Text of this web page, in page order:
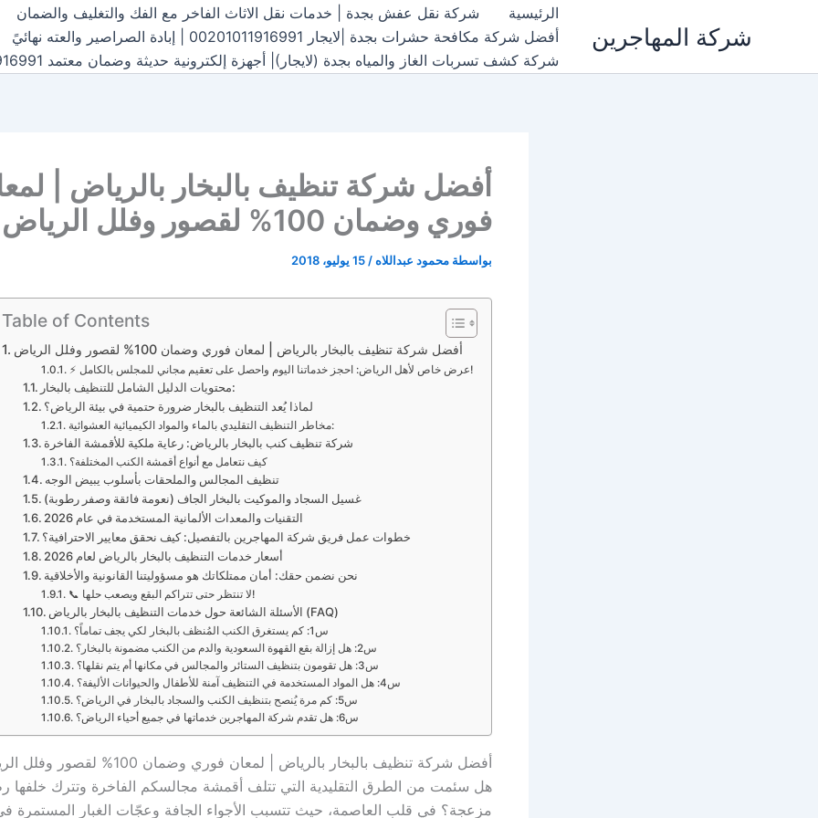
شركة المهاجرين
الرئيسية شركة نقل عفش بجدة | خدمات نقل الاثاث الفاخر مع الفك والتغليف والضمان
أفضل شركة مكافحة حشرات بجدة |لايجار 00201011916991 | إبادة الصراصير والعته نهائيً
شركة كشف تسربات الغاز والمياه بجدة (لايجار)| أجهزة إلكترونية حديثة وضمان معتمد 00201011916991
أفضل شركة تنظيف بالبخار بالرياض |
فوري وضمان 100% لقصور وفلل الرياض
بواسطة محمود عبداللاه/ 15 يوليو، 2018
Table of Contents
أفضل شركة تنظيف بالبخار بالرياض | لمعان فوري وضمان 100% لقصور وفلل الرياض
⚡ عرض خاص لأهل الرياض: احجز خدماتنا اليوم واحصل على تعقيم مجاني للمجلس بالكامل!
محتويات الدليل الشامل للتنظيف بالبخار:
لماذا يُعد التنظيف بالبخار ضرورة حتمية في بيئة الرياض؟
مخاطر التنظيف التقليدي بالماء والمواد الكيميائية العشوائية:
شركة تنظيف كنب بالبخار بالرياض: رعاية ملكية للأقمشة الفاخرة
كيف نتعامل مع أنواع أقمشة الكنب المختلفة؟
تنظيف المجالس والملحقات بأسلوب يبيض الوجه
غسيل السجاد والموكيت بالبخار الجاف (نعومة فائقة وصفر رطوبة)
التقنيات والمعدات الألمانية المستخدمة في عام 2026
خطوات عمل فريق شركة المهاجرين بالتفصيل: كيف نحقق معايير الاحترافية؟
أسعار خدمات التنظيف بالبخار بالرياض لعام 2026
نحن نضمن حقك: أمان ممتلكاتك هو مسؤوليتنا القانونية والأخلاقية
📞 لا تنتظر حتى تتراكم البقع ويصعب حلها!
الأسئلة الشائعة حول خدمات التنظيف بالبخار بالرياض (FAQ)
س1: كم يستغرق الكنب المُنظف بالبخار لكي يجف تماماً؟
س2: هل إزالة بقع القهوة السعودية والدم من الكنب مضمونة بالبخار؟
س3: هل تقومون بتنظيف الستائر والمجالس في مكانها أم يتم نقلها؟
س4: هل المواد المستخدمة في التنظيف آمنة للأطفال والحيوانات الأليفة؟
س5: كم مرة يُنصح بتنظيف الكنب والسجاد بالبخار في الرياض؟
س6: هل تقدم شركة المهاجرين خدماتها في جميع أحياء الرياض؟
أفضل شركة تنظيف بالبخار بالرياض | لمعان فوري وضمان 100% لقصور وفلل الرياض
هل سئمت من الطرق التقليدية التي تتلف أقمشة مجالسكم الفاخرة وتترك خلفها
مزعجة؟ في قلب العاصمة، حيث تتسبب الأجواء الجافة وعجّات الغبار المستمرة